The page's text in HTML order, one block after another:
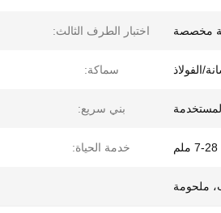
مخصصة اختبار الطرف الثالث:
الفولاذ سماكة:
بني سريع:
7-28 ملم خدمة الحياة:
ملحومة